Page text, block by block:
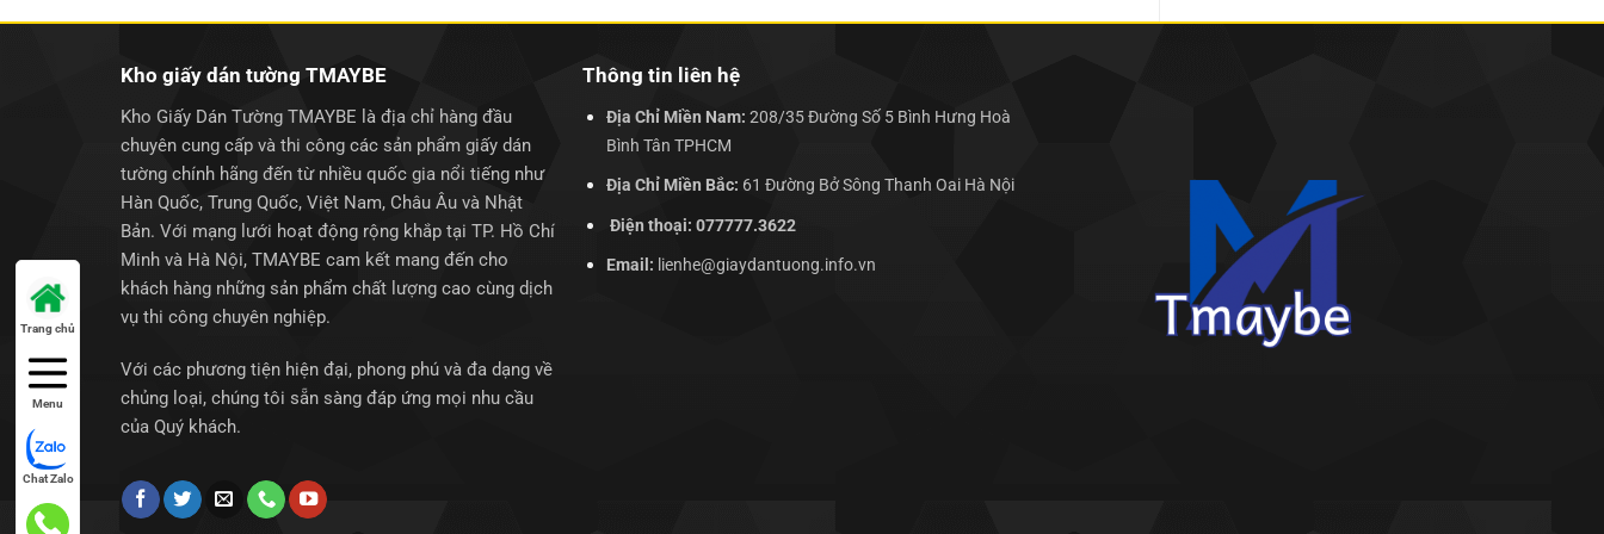
Kho giấy dán tường TMAYBE
Kho Giấy Dán Tường TMAYBE là địa chỉ hàng đầu
chuyên cung cấp và thi công các sản phẩm giấy dán
tường chính hãng đến từ nhiều quốc gia nổi tiếng như
Hàn Quốc, Trung Quốc, Việt Nam, Châu Âu và Nhật
Bản. Với mạng lưới hoạt động rộng khắp tại TP. Hồ Chí
Minh và Hà Nội, TMAYBE cam kết mang đến cho
khách hàng những sản phẩm chất lượng cao cùng dịch
vụ thi công chuyên nghiệp.
Với các phương tiện hiện đại, phong phú và đa dạng về
chủng loại, chúng tôi sẵn sàng đáp ứng mọi nhu cầu
của Quý khách.
Thông tin liên hệ
Địa Chỉ Miền Nam: 208/35 Đường Số 5 Bình Hưng Hoà
Bình Tân TPHCM
Địa Chỉ Miền Bắc: 61 Đường Bở Sông Thanh Oai Hà Nội
Điện thoại: 077777.3622
Email: lienhe@giaydantuong.info.vn
Trang chủ
Menu
Chat Zalo